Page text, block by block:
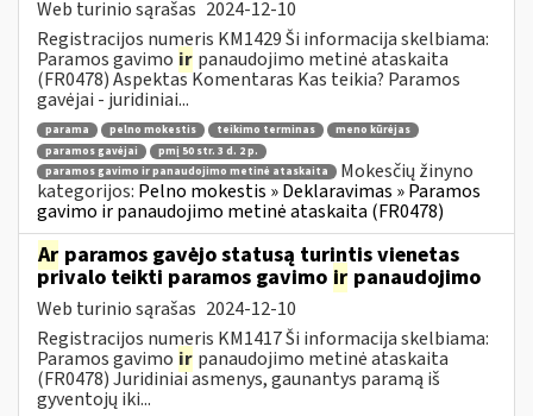
Web turinio sąrašas 2024-12-10
Registracijos numeris KM1429 Ši informacija skelbiama:
Paramos gavimo ir panaudojimo metinė ataskaita
(FR0478) Aspektas Komentaras Kas teikia? Paramos
gavėjai - juridiniai...
parama pelno mokestis teikimo terminas
meno kūrėjas
paramos gavėjai
pmį 50 str. 3 d. 2 p.
paramos gavimo ir panaudojimo metinė ataskaita
Mokesčių žinyno
kategorijos: Pelno mokestis » Deklaravimas » Paramos
gavimo ir panaudojimo metinė ataskaita (FR0478)
Ar paramos gavėjo statusą turintis vienetas
privalo teikti paramos gavimo ir panaudojimo
Web turinio sąrašas 2024-12-10
Registracijos numeris KM1417 Ši informacija skelbiama:
Paramos gavimo ir panaudojimo metinė ataskaita
(FR0478) Juridiniai asmenys, gaunantys paramą iš
gyventojų iki...